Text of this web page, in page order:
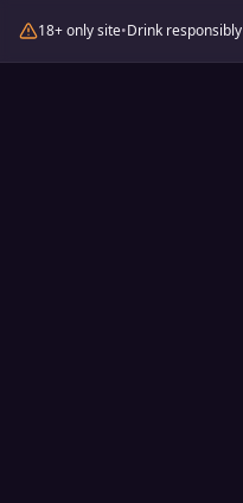
18+ only site•Drink responsibly